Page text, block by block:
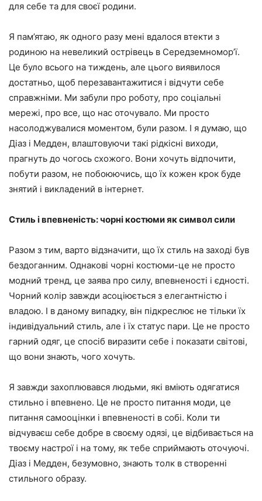
для себе та для своєї родини.
Я пам’ятаю, як одного разу мені вдалося втекти з
родиною на невеликий острівець в Середземномор’ї.
Це було всього на тиждень, але цього виявилося
достатньо, щоб перезавантажитися і відчути себе
справжніми. Ми забули про роботу, про соціальні
мережі, про все, що нас оточувало. Ми просто
насолоджувалися моментом, були разом. І я думаю, що
Діаз і Медден, влаштовуючи такі рідкісні виходи,
прагнуть до чогось схожого. Вони хочуть відпочити,
побути разом, не побоюючись, що їх кожен крок буде
знятий і викладений в інтернет.
Стиль і впевненість: чорні костюми як символ сили
Разом з тим, варто відзначити, що їх стиль на заході був
бездоганним. Однакові чорні костюми-це не просто
модний тренд, це заява про силу, впевненості і єдності.
Чорний колір завжди асоціюється з елегантністю і
владою. І в даному випадку, він підкреслює не тільки їх
індивідуальний стиль, але і їх статус пари. Це не просто
гарний одяг, це спосіб виразити себе і показати світові,
що вони знають, чого хочуть.
Я завжди захоплювався людьми, які вміють одягатися
стильно і впевнено. Це не просто питання моди, це
питання самооцінки і впевненості в собі. Коли ти
відчуваєш себе добре в своєму одязі, це відбивається на
твоєму настрої і на тому, як тебе сприймають оточуючі.
Діаз і Медден, безумовно, знають толк в створенні
стильного образу.